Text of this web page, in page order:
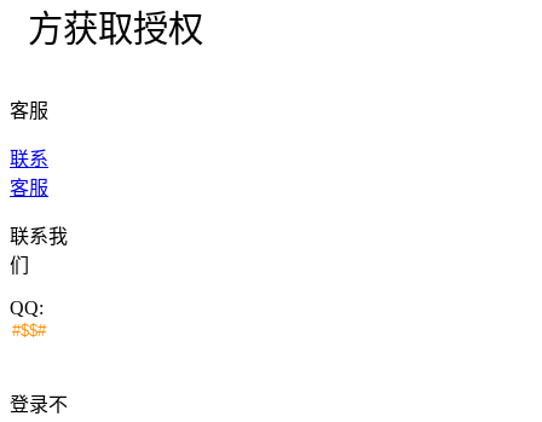
方获取授权
客服
联系
客服
联系我
们
QQ:
登录不